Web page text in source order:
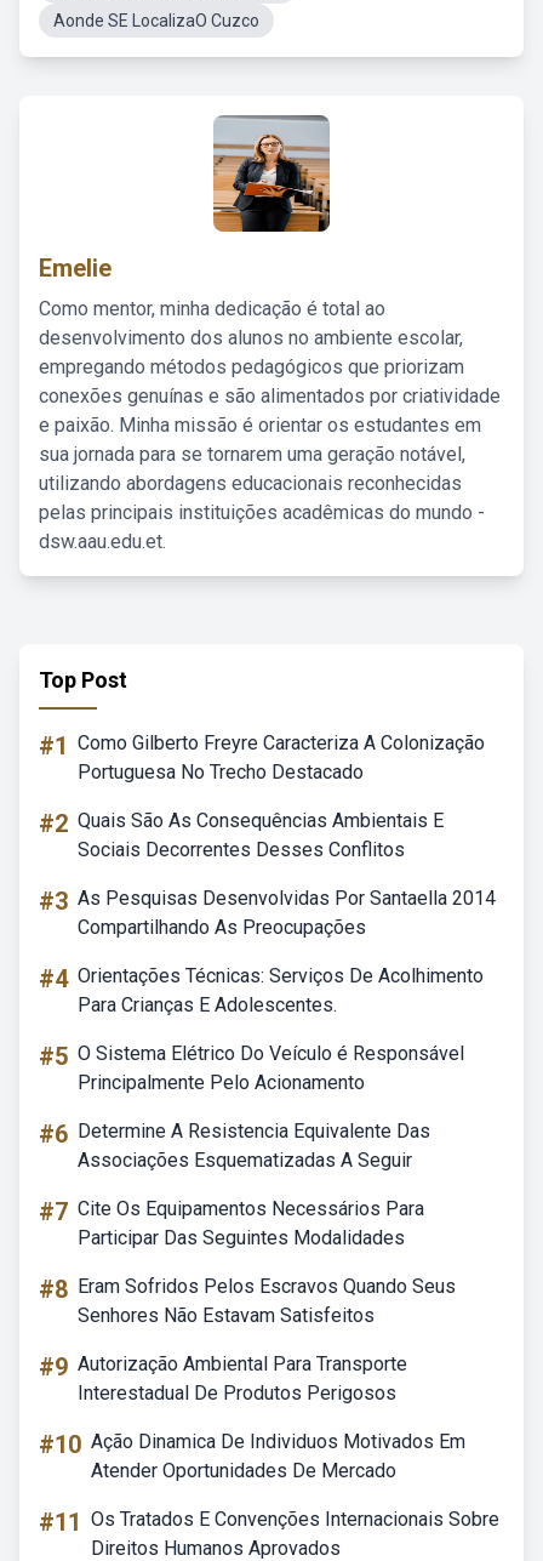
Aonde SE LocalizaO Cuzco
Emelie
Como mentor, minha dedicação é total ao
desenvolvimento dos alunos no ambiente escolar,
empregando métodos pedagógicos que priorizam
conexões genuínas e são alimentados por criatividade
e paixão. Minha missão é orientar os estudantes em
sua jornada para se tornarem uma geração notável,
utilizando abordagens educacionais reconhecidas
pelas principais instituições acadêmicas do mundo -
dsw.aau.edu.et.
Top Post
#1 Como Gilberto Freyre Caracteriza A Colonização
Portuguesa No Trecho Destacado
#2 Quais São As Consequências Ambientais E
Sociais Decorrentes Desses Conflitos
#3 As Pesquisas Desenvolvidas Por Santaella 2014
Compartilhando As Preocupações
#4 Orientações Técnicas: Serviços De Acolhimento
Para Crianças E Adolescentes.
#5 O Sistema Elétrico Do Veículo é Responsável
Principalmente Pelo Acionamento
#6 Determine A Resistencia Equivalente Das
Associações Esquematizadas A Seguir
#7 Cite Os Equipamentos Necessários Para
Participar Das Seguintes Modalidades
#8 Eram Sofridos Pelos Escravos Quando Seus
Senhores Não Estavam Satisfeitos
#9 Autorização Ambiental Para Transporte
Interestadual De Produtos Perigosos
#10 Ação Dinamica De Individuos Motivados Em
Atender Oportunidades De Mercado
#11 Os Tratados E Convenções Internacionais Sobre
Direitos Humanos Aprovados